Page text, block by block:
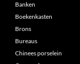
Banken
Boekenkasten
Brons
Bureaus
Chinees porselein